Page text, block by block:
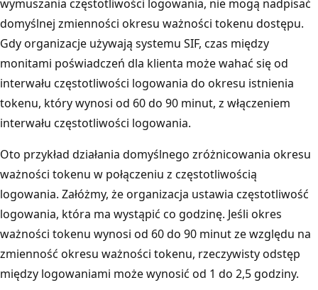
wymuszania częstotliwości logowania, nie mogą nadpisać
domyślnej zmienności okresu ważności tokenu dostępu.
Gdy organizacje używają systemu SIF, czas między
monitami poświadczeń dla klienta może wahać się od
interwału częstotliwości logowania do okresu istnienia
tokenu, który wynosi od 60 do 90 minut, z włączeniem
interwału częstotliwości logowania.
Oto przykład działania domyślnego zróżnicowania okresu
ważności tokenu w połączeniu z częstotliwością
logowania. Załóżmy, że organizacja ustawia częstotliwość
logowania, która ma wystąpić co godzinę. Jeśli okres
ważności tokenu wynosi od 60 do 90 minut ze względu na
zmienność okresu ważności tokenu, rzeczywisty odstęp
między logowaniami może wynosić od 1 do 2,5 godziny.